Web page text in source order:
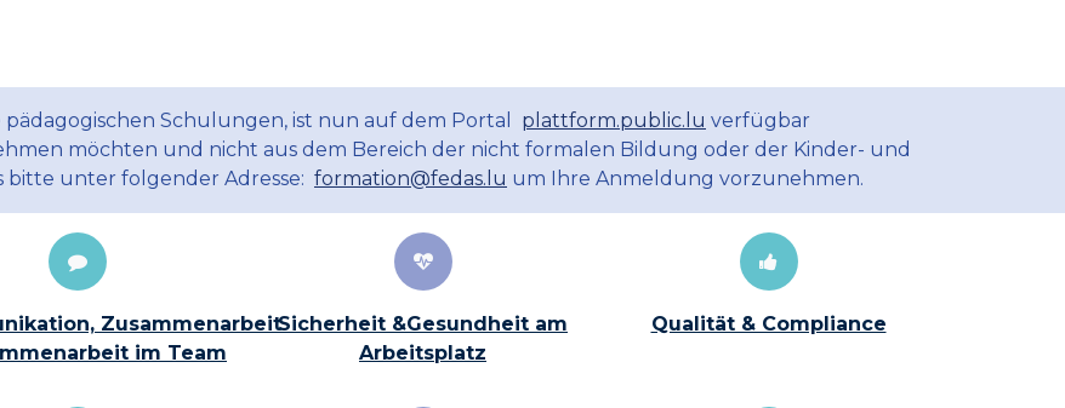
pädagogischen Schulungen, ist nun auf dem Portal plattform.public.lu verfügbar
möchten und nicht aus dem Bereich der nicht formalen Bildung oder der Kinder- und
bitte unter folgender Adresse: formation@fedas.lu um Ihre Anmeldung vorzunehmen.
Zusammenarbeit
im Team
Sicherheit &Gesundheit am
Arbeitsplatz
Qualität & Compliance